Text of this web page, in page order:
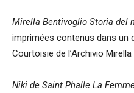
Mirella Bentivoglio Storia del
imprimées contenus dans un
Courtoisie de l’Archivio
Niki de Saint Phalle La